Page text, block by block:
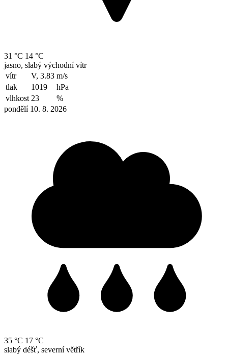
31 °C 14 °C
jasno, slabý východní vítr
vítr
V, 3.83 m/s
tlak
1019
hPa
vlhkost 23
%
pondělí 10. 8. 2026
35 °C 17 °C
slabý déšť, severní větřík